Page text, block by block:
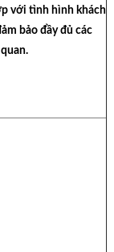
với tình hình khách
bảo đầy đủ các